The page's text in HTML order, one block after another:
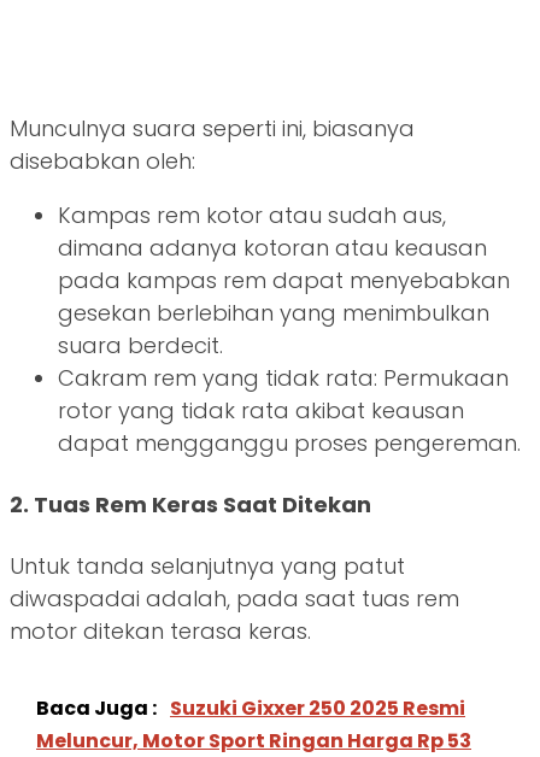
Munculnya suara seperti ini, biasanya
disebabkan oleh:
Kampas rem kotor atau sudah aus,
dimana adanya kotoran atau keausan
pada kampas rem dapat menyebabkan
gesekan berlebihan yang menimbulkan
suara berdecit.
Cakram rem yang tidak rata: Permukaan
rotor yang tidak rata akibat keausan
dapat mengganggu proses pengereman.
2. Tuas Rem Keras Saat Ditekan
Untuk tanda selanjutnya yang patut
diwaspadai adalah, pada saat tuas rem
motor ditekan terasa keras.
Baca Juga : Suzuki Gixxer 250 2025 Resmi
Meluncur, Motor Sport Ringan Harga Rp 53